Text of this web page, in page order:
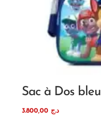
Sac à Dos bleu
د.ج 3.800,00